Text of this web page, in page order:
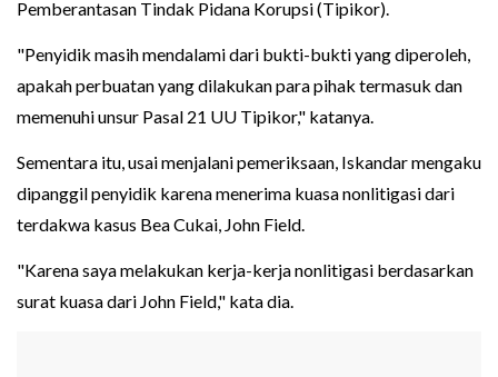
Pemberantasan Tindak Pidana Korupsi (Tipikor).
"Penyidik masih mendalami dari bukti-bukti yang diperoleh,
apakah perbuatan yang dilakukan para pihak termasuk dan
memenuhi unsur Pasal 21 UU Tipikor," katanya.
Sementara itu, usai menjalani pemeriksaan, Iskandar mengaku
dipanggil penyidik karena menerima kuasa nonlitigasi dari
terdakwa kasus Bea Cukai, John Field.
"Karena saya melakukan kerja-kerja nonlitigasi berdasarkan
surat kuasa dari John Field," kata dia.